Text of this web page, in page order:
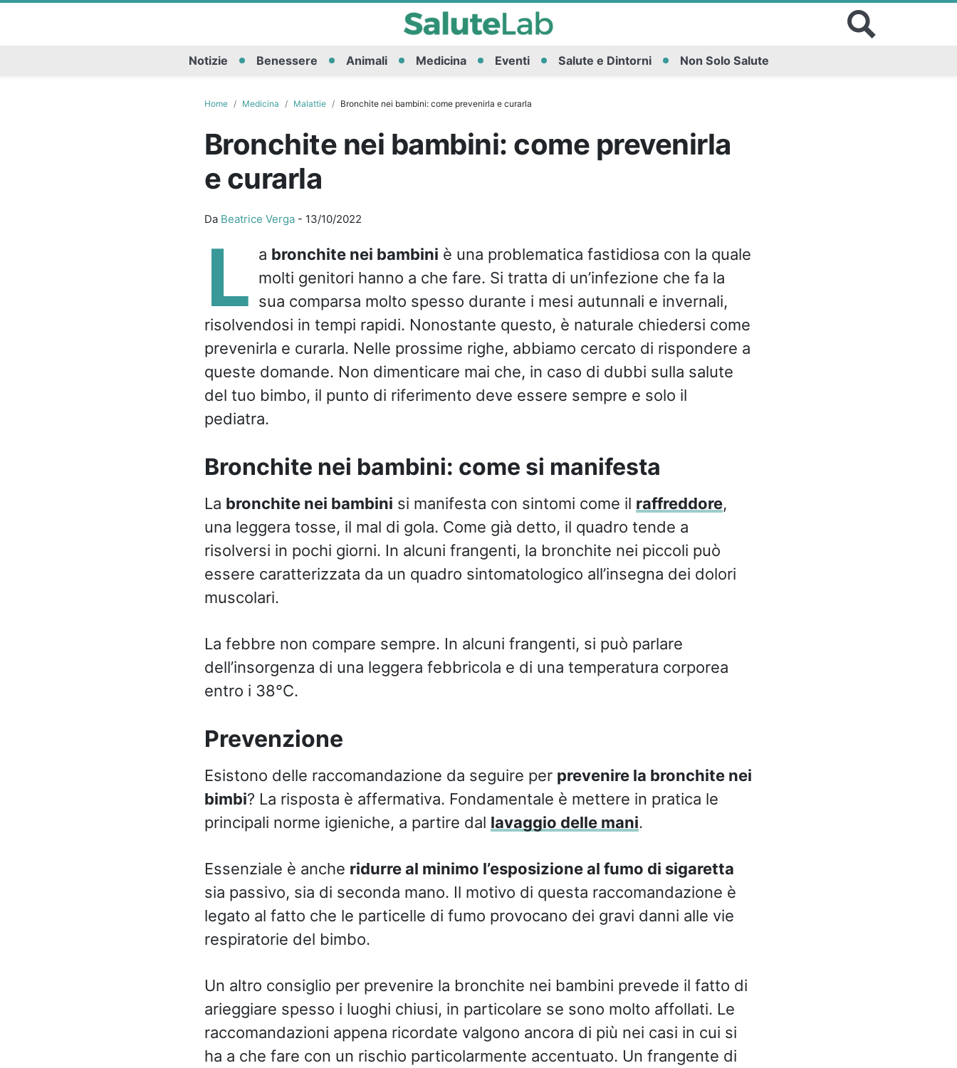
Notizie Benessere Animali Medicina Eventi Salute e Dintorni Non Solo Salute
Home Medicina Malattie Bronchite nei bambini: come prevenirla e curarla
Bronchite nei bambini: come prevenirla
e curarla
Da Beatrice Verga- 13/10/2022
L a bronchite nei bambini è una problematica fastidiosa con la quale
molti genitori hanno a che fare. Si tratta di un’infezione che fa la
sua comparsa molto spesso durante i mesi autunnali e invernali,
risolvendosi in tempi rapidi. Nonostante questo, è naturale chiedersi come
prevenirla e curarla. Nelle prossime righe, abbiamo cercato di rispondere a
queste domande. Non dimenticare mai che, in caso di dubbi sulla salute
del tuo bimbo, il punto di riferimento deve essere sempre e solo il
pediatra.
Bronchite nei bambini: come si manifesta
La bronchite nei bambini si manifesta con sintomi come il raffreddore,
una leggera tosse, il mal di gola. Come già detto, il quadro tende a
risolversi in pochi giorni. In alcuni frangenti, la bronchite nei piccoli può
essere caratterizzata da un quadro sintomatologico all’insegna dei dolori
muscolari.
La febbre non compare sempre. In alcuni frangenti, si può parlare
dell’insorgenza di una leggera febbricola e di una temperatura corporea
entro i 38°C.
Prevenzione
Esistono delle raccomandazione da seguire per prevenire la bronchite nei
bimbi? La risposta è affermativa. Fondamentale è mettere in pratica le
principali norme igieniche, a partire dal lavaggio delle mani.
Essenziale è anche ridurre al minimo l’esposizione al fumo di sigaretta
sia passivo, sia di seconda mano. Il motivo di questa raccomandazione è
legato al fatto che le particelle di fumo provocano dei gravi danni alle vie
respiratorie del bimbo.
Un altro consiglio per prevenire la bronchite nei bambini prevede il fatto di
arieggiare spesso i luoghi chiusi, in particolare se sono molto affollati. Le
raccomandazioni appena ricordate valgono ancora di più nei casi in cui si
ha a che fare con un rischio particolarmente accentuato. Un frangente di